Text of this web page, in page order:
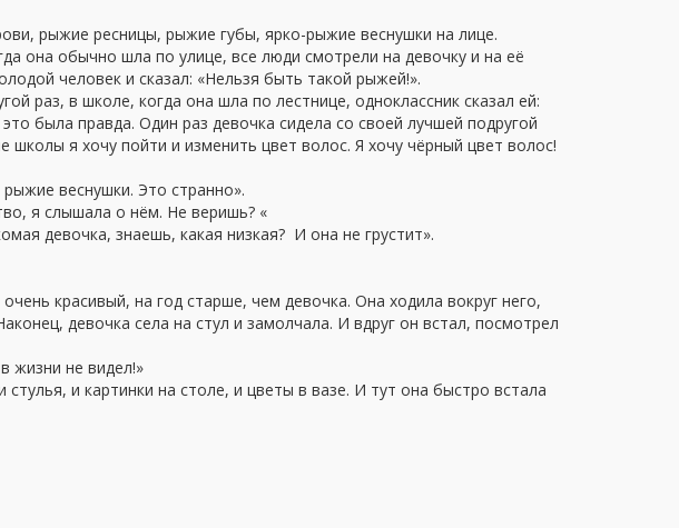
рыжие ресницы, рыжие губы, ярко-рыжие веснушки на лице.
она обычно шла по улице, все люди смотрели на девочку и на её
человек и сказал: «Нельзя быть такой рыжей!».
раз, в школе, когда она шла по лестнице, одноклассник сказал ей:
была правда. Один раз девочка сидела со своей лучшей подругой
я хочу пойти и изменить цвет волос. Я хочу чёрный цвет волос!
веснушки. Это странно».
я слышала о нём. Не веришь? «
девочка, знаешь, какая низкая? И она не грустит».
красивый, на год старше, чем девочка. Она ходила вокруг него,
девочка села на стул и замолчала. И вдруг он встал, посмотрел
жизни не видел!»
и картинки на столе, и цветы в вазе. И тут она быстро встала